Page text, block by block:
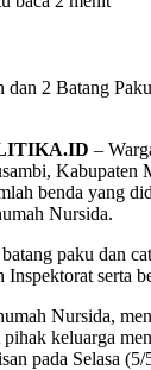
dan 2 Batang
–
Kabupaten
benda yang
Nursida.
paku dan
serta
Nursida,
keluarga
pada Selasa (5/